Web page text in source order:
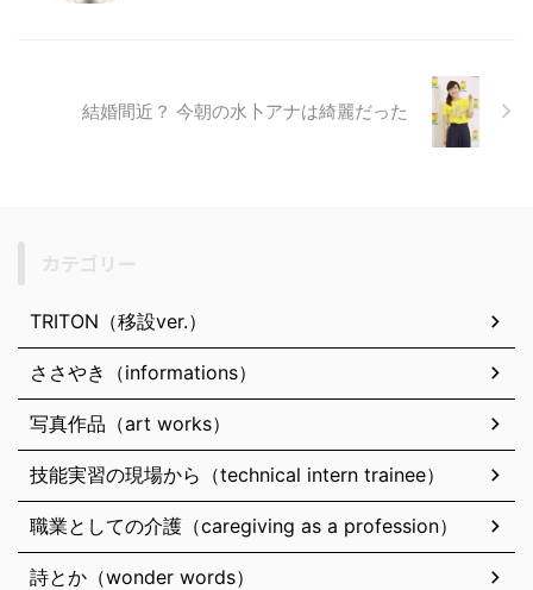
結婚間近？ 今朝の水卜アナは綺麗だった
TRITON（移設ver.）
ささやき（informations）
写真作品（art works）
技能実習の現場から（technical intern trainee）
職業としての介護（caregiving as a profession）
詩とか（wonder words）